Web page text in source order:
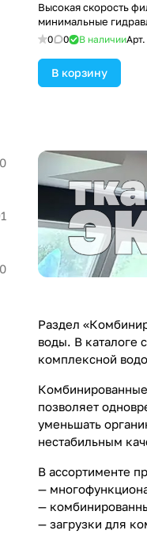
Высокая скорость
минимальные
и длительный срок
0 0 В наличииАрт.
В корзину
Раздел
воды. В каталоге
комплексной
позволяет
уменьшать
нестабильным
В ассортименте
—
—
— загрузки для